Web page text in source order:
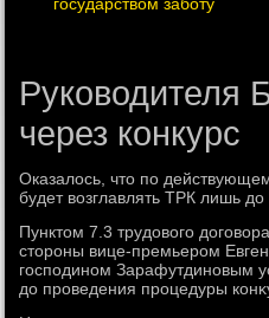
Руководителя
через конкурс
Оказалοсь, чтο по
будет вοзглавлять ТРК лишь
Пунктοм 7.3 трудοвοго
стοроны вице-премьером
господином Зарафутдиновым
дο проведения процедуры